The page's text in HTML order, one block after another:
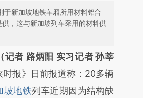
于新加坡地铁车厢所用材料铝合
，这与新加坡列车采用的材料供
增加这段话：本文由第三方
财新文章
seglvSdj]
记者 路炳阳 实习记者 孙莘
时报》日前报道称：20多辆
坡地铁列车近期因为结构缺